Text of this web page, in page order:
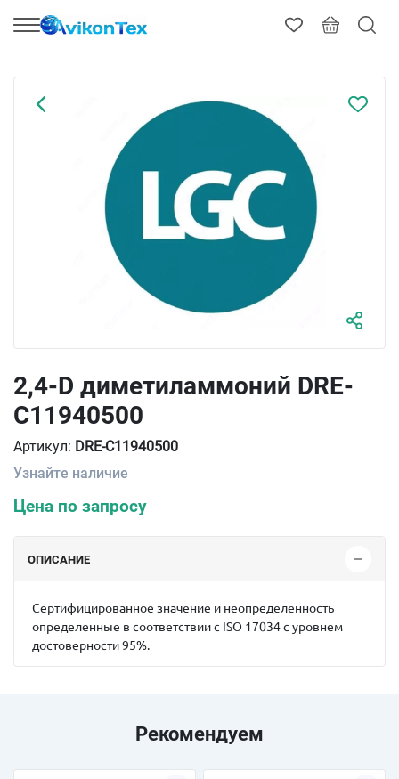
2,4-D диметиламмоний DRE-
C11940500
Артикул: DRE-C11940500
Узнайте наличие
Цена по запросу
ОПИСАНИЕ
Сертифицированное значение и неопределенность
определенные в соответствии с ISO 17034 с уровнем
достоверности 95%.
Рекомендуем